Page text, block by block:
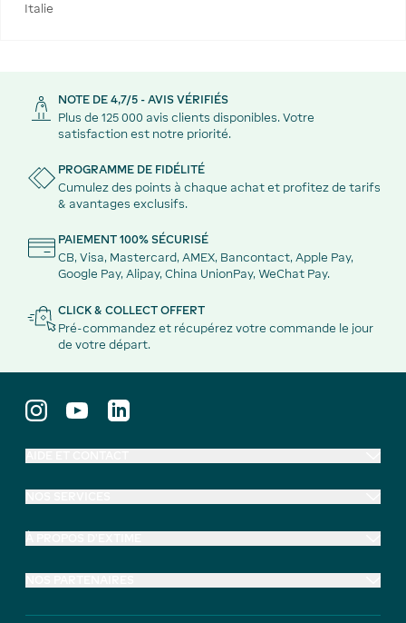
Italie
NOTE DE 4,7/5 - AVIS VÉRIFIÉS
Plus de 125 000 avis clients disponibles. Votre
satisfaction est notre priorité.
PROGRAMME DE FIDÉLITÉ
Cumulez des points à chaque achat et profitez de tarifs
& avantages exclusifs.
PAIEMENT 100% SÉCURISÉ
CB, Visa, Mastercard, AMEX, Bancontact, Apple Pay,
Google Pay, Alipay, China UnionPay, WeChat Pay.
CLICK & COLLECT OFFERT
Pré-commandez et récupérez votre commande le jour
de votre départ.